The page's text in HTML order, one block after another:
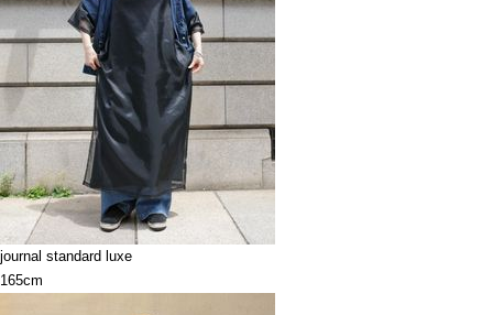
journal standard luxe
165cm